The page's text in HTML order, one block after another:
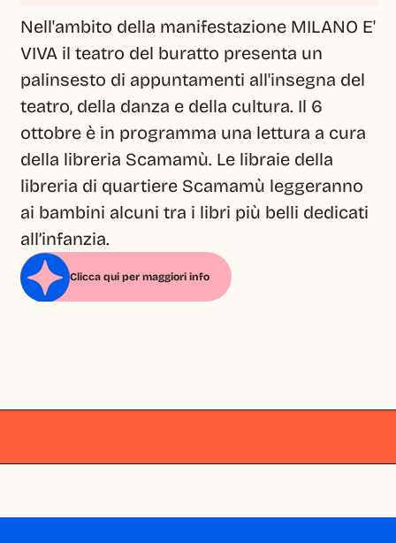
Nell'ambito della manifestazione MILANO E'
VIVA il teatro del buratto presenta un
palinsesto di appuntamenti all'insegna del
teatro, della danza e della cultura. Il 6
ottobre è in programma una lettura a cura
della libreria Scamamù. Le libraie della
libreria di quartiere Scamamù leggeranno
ai bambini alcuni tra i libri più belli dedicati
all’infanzia.
Clicca qui per maggiori info